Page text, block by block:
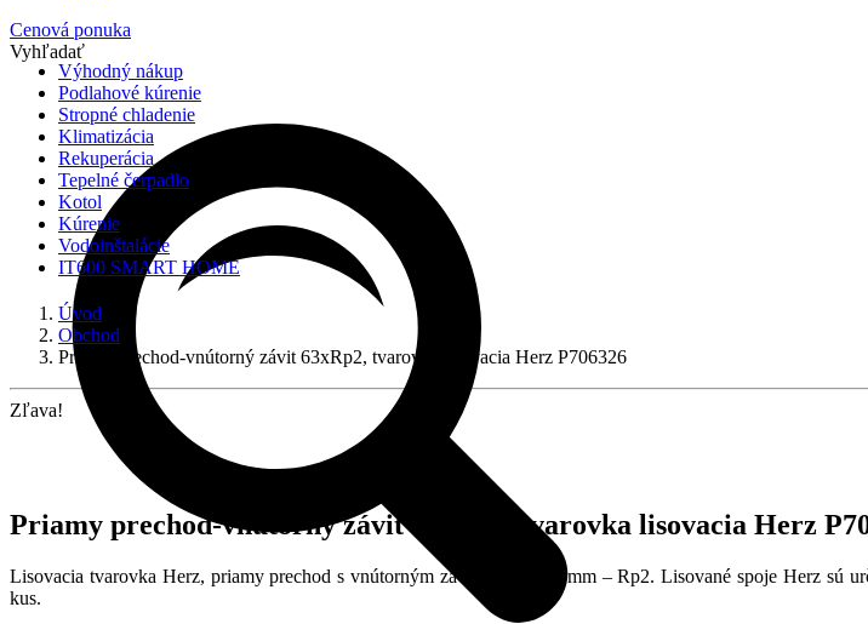
Cenová ponuka
Vyhľadať
Výhodný nákup
Podlahové kúrenie
Stropné chladenie
Klimatizácia
Rekuperácia
Tepelné čerpadlo
Kotol
Kúrenie
Vodoinštalácie
IT600 SMART HOME
Úvod
Obchod
Priamy prechod-vnútorný závit 63xRp2, tvarovka lisovacia Herz P706326
Zľava!
Priamy prechod-vnútorný závit 63xRp2, tvarovka lisovacia Herz
Lisovacia tvarovka Herz, priamy prechod s vnútorným závitom 63×4,5 mm – Rp2. Lisované spoje Herz sú
kus.